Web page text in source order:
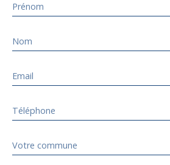
Prénom
Nom
Email
Téléphone
Votre commune